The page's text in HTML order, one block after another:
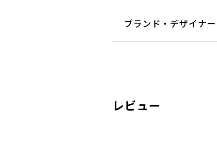
ブランド・デザイナー
レビュー